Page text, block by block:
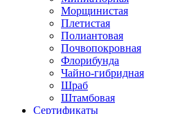
Морщинистая
Плетистая
Полиантовая
Почвопокровная
Флорибунда
Чайно-гибридная
Шраб
Штамбовая
Сертификаты